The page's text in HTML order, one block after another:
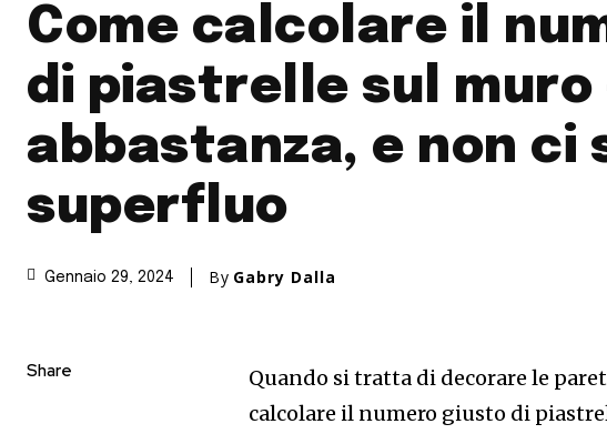
Come calcolare il
di piastrelle sul muro
abbastanza, e non ci
superfluo
Gennaio 29, 2024 By Gabry Dalla
Share
Quando si tratta di decorare le
calcolare il numero giusto di